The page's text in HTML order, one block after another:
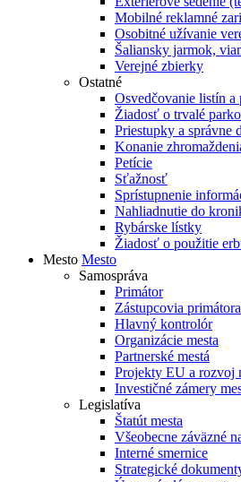
Mobilné reklamné
Osobitné užívanie
Šaliansky jarmok,
Verejné zbierky
Ostatné
Osvedčovanie listín a
Žiadosť o trvalé
Priestupky a správne
Konanie
Petície
Sťažnosť
Sprístupnenie
Nahliadnutie do
Rybárske lístky
Žiadosť o použitie
Mesto Mesto
Samospráva
Primátor
Zástupcovia primátora
Hlavný kontrolór
Organizácie mesta
Partnerské mestá
Projekty EU a rozvoj
Investičné zámery
Legislatíva
Štatút mesta
Všeobecne záväzné
Interné smernice
Strategické